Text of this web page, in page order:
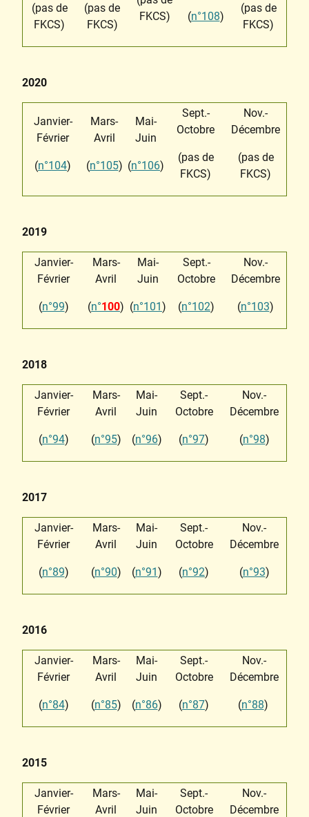
(pas de
FKCS)
(pas de
FKCS)
FKCS)
(n°108)
(pas de
FKCS)
2020
Janvier-
Février
(n°104)
Mars-
Avril
(n°105)
Mai-
Juin
(n°106)
Sept.-
Octobre
(pas de
FKCS)
Nov.-
Décembre
(pas de
FKCS)
2019
Janvier-
Février
(n°99)
Mars-
Avril
(n°100)
Mai-
Juin
(n°101)
Sept.-
Octobre
(n°102)
Nov.-
Décembre
(n°103)
2018
Janvier-
Février
(n°94)
Mars-
Avril
(n°95)
Mai-
Juin
(n°96)
Sept.-
Octobre
(n°97)
Nov.-
Décembre
(n°98)
2017
Janvier-
Février
(n°89)
Mars-
Avril
(n°90)
Mai-
Juin
(n°91)
Sept.-
Octobre
(n°92)
Nov.-
Décembre
(n°93)
2016
Janvier-
Février
(n°84)
Mars-
Avril
(n°85)
Mai-
Juin
(n°86)
Sept.-
Octobre
(n°87)
Nov.-
Décembre
(n°88)
2015
Janvier-
Février
Mars-
Avril
Mai-
Juin
Sept.-
Octobre
Nov.-
Décembre